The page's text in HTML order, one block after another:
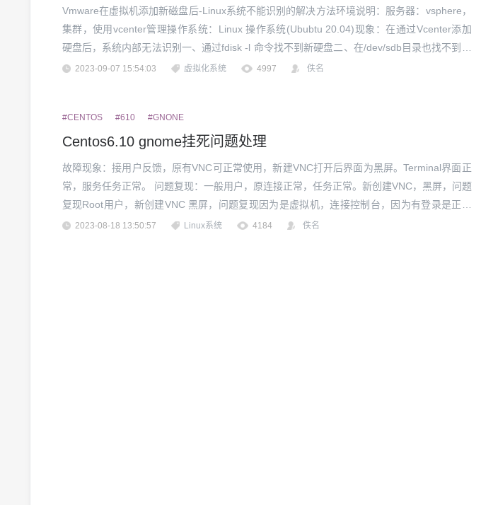
Vmware在虚拟机添加新磁盘后-Linux系统不能识别的解决方法环境说明：服务器：vsphere，
集群，使用vcenter管理操作系统：Linux 操作系统(Ububtu 20.04)现象：在通过Vcenter添加
硬盘后，系统内部无法识别一、通过fdisk -l 命令找不到新硬盘二、在/dev/sdb目录也找不到对
应内容解决过程：一、由于是生产环境，无法重启二、尝试按照网上说法扫描新...
2023-09-07 15:54:03 虚拟化系统 4997 佚名
#CENTOS #610 #GNONE
Centos6.10 gnome挂死问题处理
故障现象：接用户反馈，原有VNC可正常使用，新建VNC打开后界面为黑屏。Terminal界面正
常，服务任务正常。 问题复现：一般用户，原连接正常，任务正常。新创建VNC，黑屏，问题
复现Root用户，新创建VNC 黑屏，问题复现因为是虚拟机，连接控制台，因为有登录是正常
的。Quit出来，界面就进入了转圈圈，单无法出来gnome界面的状态。分析过程：1、分析so
2023-08-18 13:50:57 Linux系统 4184 佚名